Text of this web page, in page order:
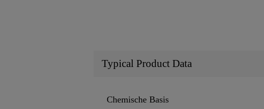
Typical Product Data
Chemische Basis